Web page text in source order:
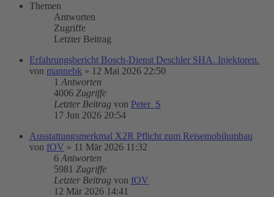
Themen
Antworten
Zugriffe
Letzter Beitrag
Erfahrungsbericht Bosch-Dienst Deschler SHA. Injektoren.
von mannebk » 12 Mai 2026 22:50
1 Antworten
4006 Zugriffe
Letzter Beitrag von Peter_S
17 Jun 2026 20:54
Ausstattungsmerkmal X2R Pflicht zum Reisemobilumbau
von fOV » 11 Mär 2026 11:32
6 Antworten
5981 Zugriffe
Letzter Beitrag von fOV
12 Mär 2026 14:41